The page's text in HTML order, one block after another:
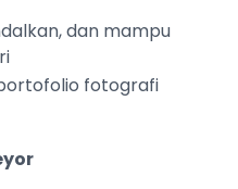
dan mampu
fotografi